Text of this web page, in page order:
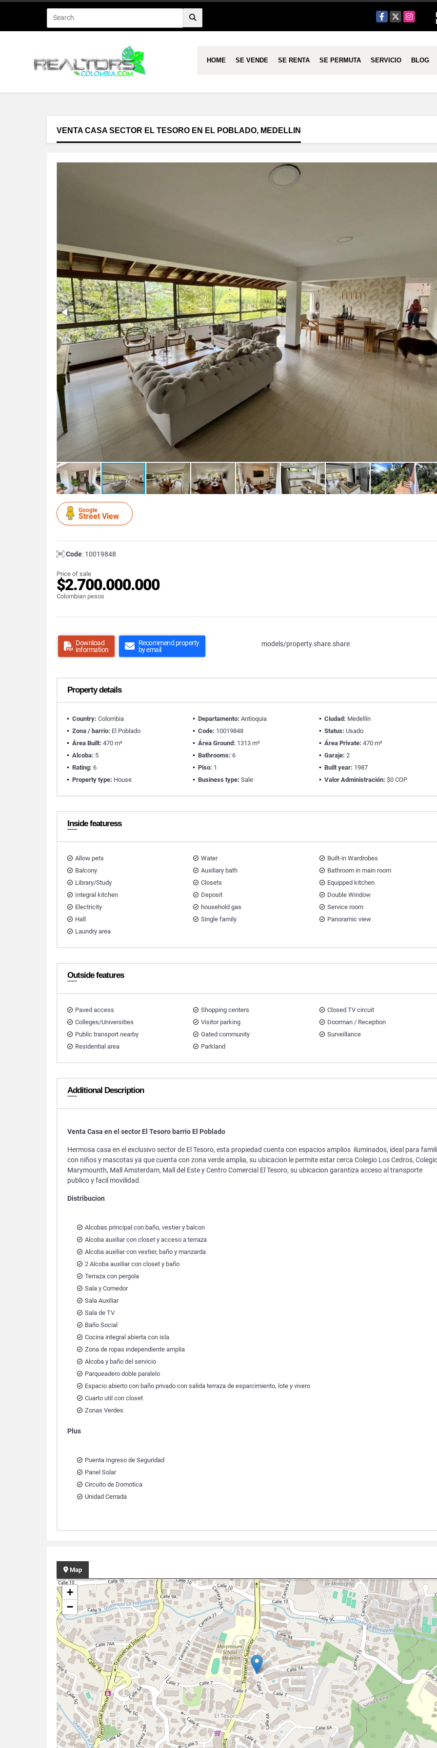
Facebook
X Instagram
HOME SE VENDE SE RENTA SE PERMUTA SERVICIO BLOG
VENTA CASA SECTOR EL TESORO EN EL POBLADO, MEDELLIN
Google
Street View
Code: 10019848
Price of sale
$2.700.000.000
Colombian pesos
Download
information
Recommend property
by email
models/property.share.share
Property details
Country: Colombia Departamento: Antioquia Ciudad: Medellín
Zona / barrio: El Poblado Code: 10019848 Status: Usado
Área Built: 470 m² Área Ground: 1313 m² Área Private: 470 m²
Alcoba: 5 Bathrooms: 6 Garaje: 2
Rating: 6 Piso: 1 Built year: 1987
Property type: House Business type: Sale Valor Administración: $0 COP
Inside featuress
Allow pets Water
Built-in Wardrobes
Balcony
Auxiliary bath
Bathroom in main room
Library/Study
Closets
Equipped kitchen
Integral kitchen
Deposit
Double Window
Electricity
household gas
Service room
Hall
Single family
Panoramic view
Laundry area
Outside features
Paved access Shopping centers
Closed TV circuit
Colleges/Universities
Visitor parking
Doorman / Reception
Public transport nearby
Gated community
Surveillance
Residential area
Parkland
Additional Description
Venta Casa en el sector El Tesoro barrio El Poblado
Hermosa casa en el exclusivo sector de El Tesoro, esta propiedad cuenta con espacios amplios iluminados, ideal para
con niños y mascotas ya que cuenta con zona verde amplia, su ubicacion le permite estar cerca Colegio Los Cedros,
Marymounth, Mall Amsterdam, Mall del Este y Centro Comercial El Tesoro, su ubicacion garantiza acceso al transporte
publico y facil movilidad.
Distribucion
Alcobas principal con baño, vestier y balcon
Alcoba auxiliar con closet y acceso a terraza
Alcoba auxiliar con vestier, baño y manzarda
2 Alcoba auxiliar con closet y baño
Terraza con pergola
Sala y Comedor
Sala Auxiliar
Sala de TV
Baño Social
Cocina integral abierta con isla
Zona de ropas independiente amplia
Alcoba y baño del servicio
Parqueadero doble paralelo
Espacio abierto con baño privado con salida terraza de esparcimiento, lote y vivero
Cuarto util con closet
Zonas Verdes
Plus
Puenta Ingreso de Seguridad
Panel Solar
Circuito de Domotica
Unidad Cerrada
Map
+
−